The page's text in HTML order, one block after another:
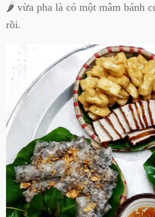
🌶 vừa pha là có một mâm bánh
rồi.